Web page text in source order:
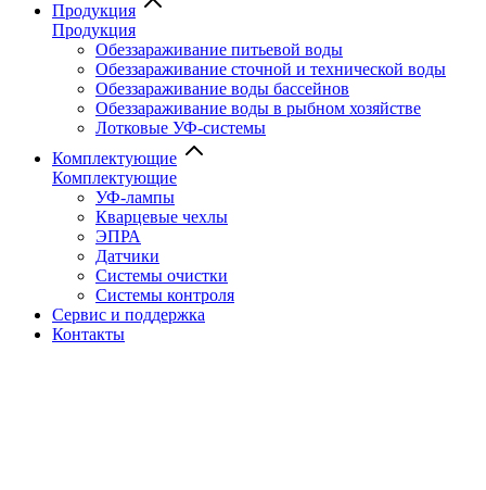
Продукция
Продукция
Обеззараживание питьевой воды
Обеззараживание сточной и технической воды
Обеззараживание воды бассейнов
Обеззараживание воды в рыбном хозяйстве
Лотковые УФ-системы
Комплектующие
Комплектующие
УФ-лампы
Кварцевые чехлы
ЭПРА
Датчики
Системы очистки
Системы контроля
Сервис и поддержка
Контакты